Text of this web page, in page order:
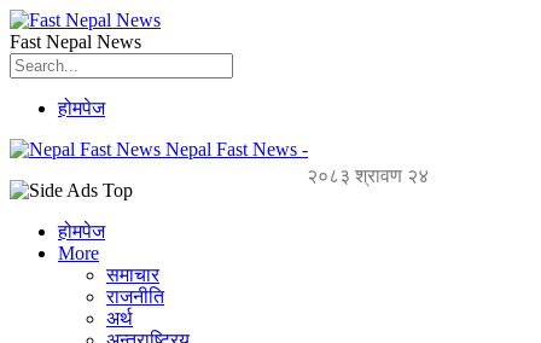
Fast Nepal News
होमपेज
Nepal Fast News -
२०८३ श्रावण २४
होमपेज
More
समाचार
राजनीति
अर्थ